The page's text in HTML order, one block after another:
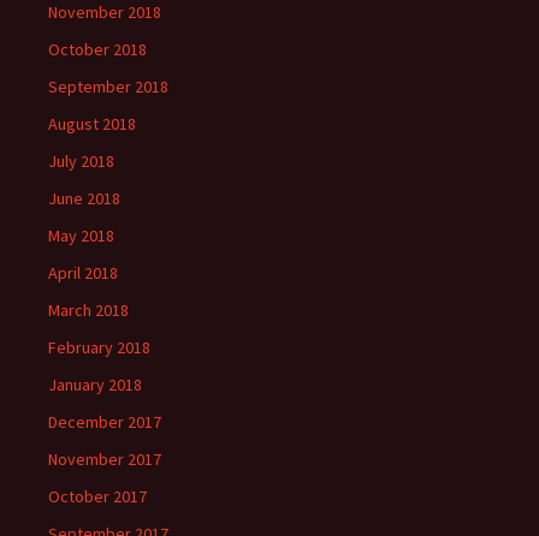
November 2018
October 2018
September 2018
August 2018
July 2018
June 2018
May 2018
April 2018
March 2018
February 2018
January 2018
December 2017
November 2017
October 2017